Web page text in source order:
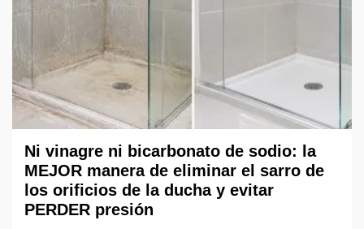
Ni vinagre ni bicarbonato de sodio: la
MEJOR manera de eliminar el sarro de
los orificios de la ducha y evitar
PERDER presión